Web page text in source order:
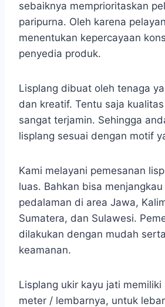
sebaiknya memprioritaskan
paripurna. Oleh karena
menentukan kepercayaan
penyedia produk.
Lisplang dibuat oleh tenaga
dan kreatif. Tentu saja
sangat terjamin. Sehingga
lisplang sesuai dengan motif
Kami melayani pemesanan
luas. Bahkan bisa
pedalaman di area Jawa,
Sumatera, dan Sulawesi.
dilakukan dengan mudah
keamanan.
Lisplang ukir kayu jati memiliki
meter / lembarnya, untuk